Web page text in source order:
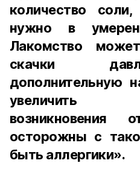
количество
нужно в
Лакомство
скачки
дополнительную
увеличить
возникновения
осторожны с
быть аллергики».